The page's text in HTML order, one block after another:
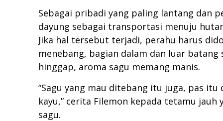
Sebagai pribadi yang paling lantang dan
dayung sebagai transportasi menuju
Jika hal tersebut terjadi, perahu harus
menebang, bagian dalam dan luar
hinggap, aroma sagu memang manis.
“Sagu yang mau ditebang itu juga, pas
kayu,” cerita Filemon kepada tetamu
sagu.